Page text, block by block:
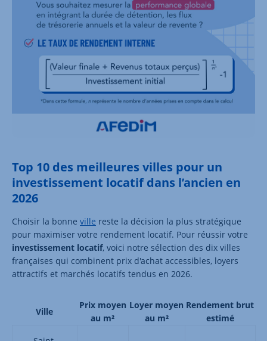
Top 10 des meilleures villes pour un
investissement locatif dans l’ancien en
2026
Choisir la bonne ville reste la décision la plus stratégique
pour maximiser votre rendement locatif. Pour réussir votre
investissement locatif, voici notre sélection des dix villes
françaises qui combinent prix d'achat accessibles, loyers
attractifs et marchés locatifs tendus en 2026.
Ville
Prix moyen
au m²
Loyer moyen
au m²
Rendement brut
estimé